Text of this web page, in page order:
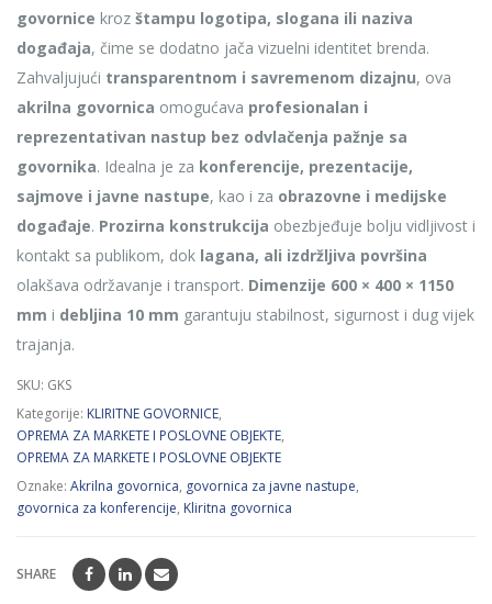
govornice kroz štampu logotipa, slogana ili naziva
događaja, čime se dodatno jača vizuelni identitet brenda.
Zahvaljujući transparentnom i savremenom dizajnu, ova
akrilna govornica omogućava profesionalan i
reprezentativan nastup bez odvlačenja pažnje sa
govornika. Idealna je za konferencije, prezentacije,
sajmove i javne nastupe, kao i za obrazovne i medijske
događaje. Prozirna konstrukcija obezbjeđuje bolju vidljivost i
kontakt sa publikom, dok lagana, ali izdržljiva površina
olakšava održavanje i transport. Dimenzije 600 × 400 × 1150
mm i debljina 10 mm garantuju stabilnost, sigurnost i dug vijek
trajanja.
SKU: GKS
Kategorije: KLIRITNE GOVORNICE,
OPREMA ZA MARKETE I POSLOVNE OBJEKTE,
OPREMA ZA MARKETE I POSLOVNE OBJEKTE
Oznake: Akrilna govornica, govornica za javne nastupe,
govornica za konferencije, Kliritna govornica
SHARE